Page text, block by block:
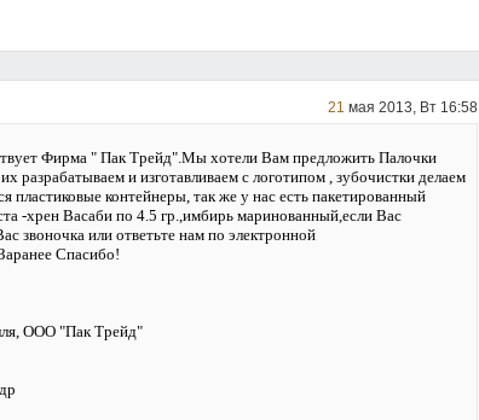
21 мая 2013, Вт 16:58
Фирма " Пак Трейд".Мы хотели Вам предложить Палочки
разрабатываем и изготавливаем с логотипом , зубочистки делаем
пластиковые контейнеры, так же у нас есть пакетированный
-хрен Васаби по 4.5 гр.,имбирь маринованный,если Вас
звоночка или ответьте нам по электронной
Спасибо!
ООО "Пак Трейд"